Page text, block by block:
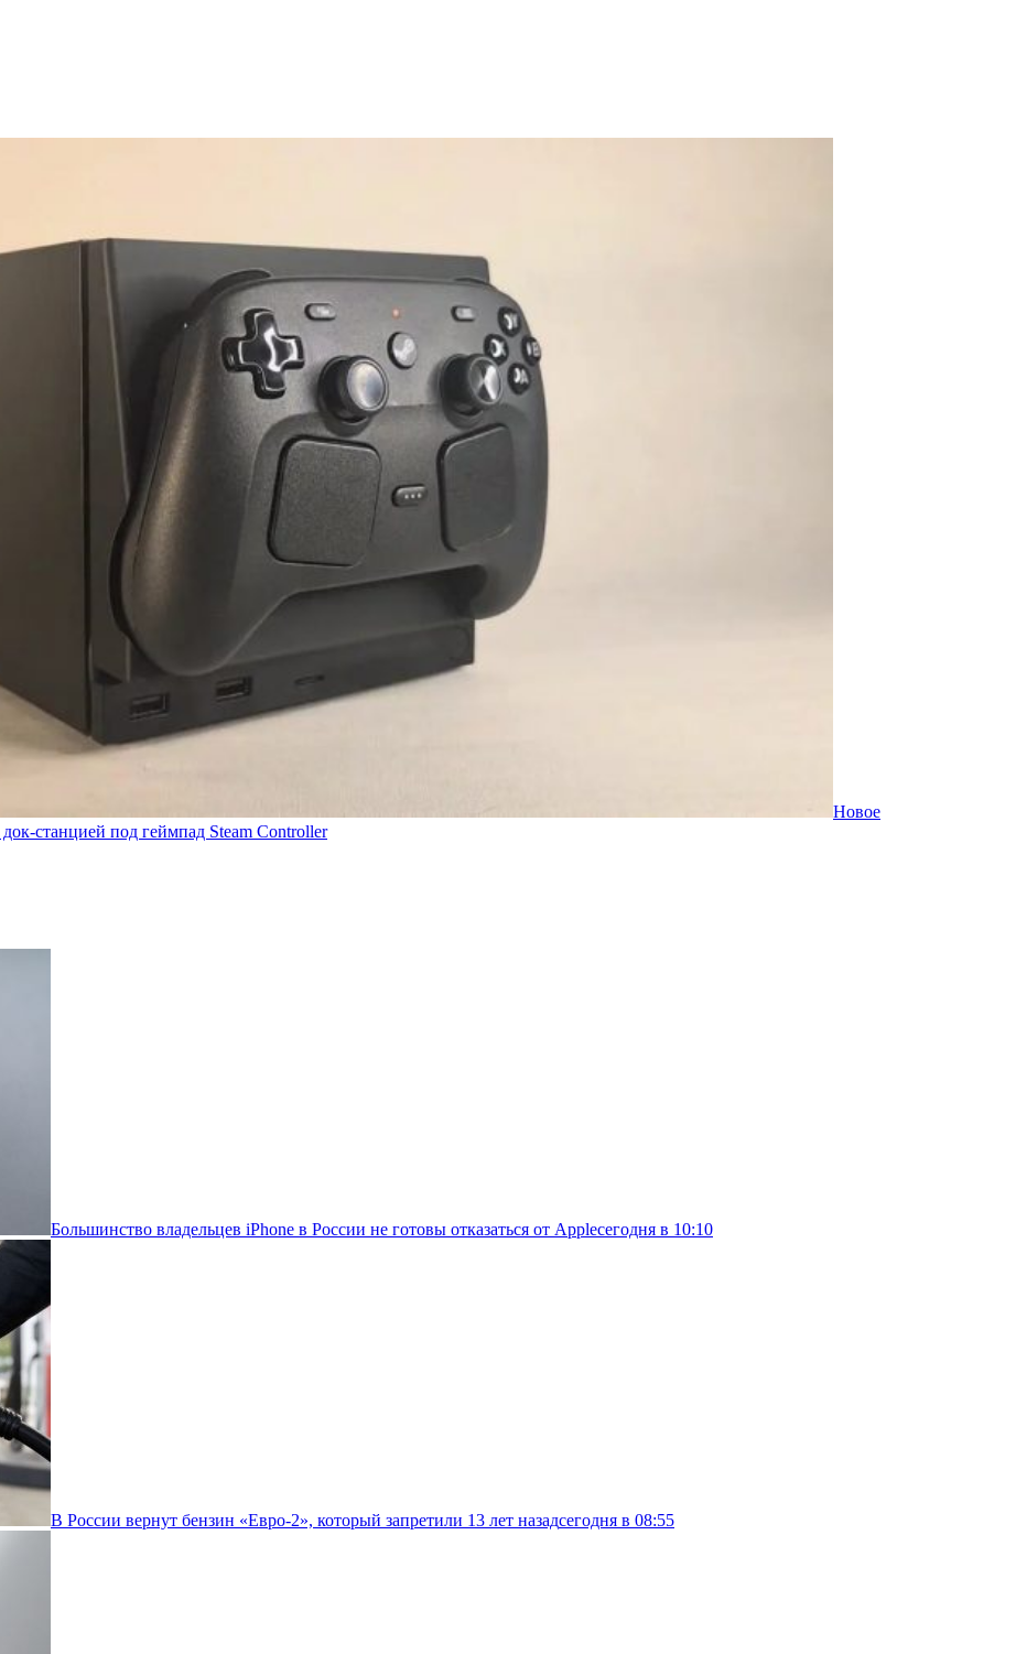
Новое
станцией под геймпад Steam Controller
Большинство владельцев iPhone в России не готовы отказаться от Appleсегодня в 10:10
В России вернут бензин «Евро-2», который запретили 13 лет назадсегодня в 08:55